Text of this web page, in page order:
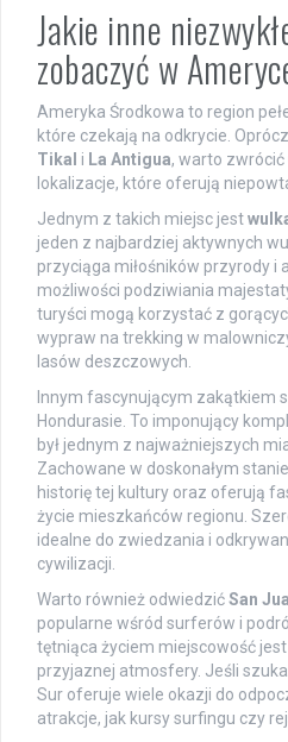
Jakie inne
zobaczyć w
Ameryka Środkowa to region
które czekają na odkrycie.
Tikal i La Antigua, warto zwrócić
lokalizacje, które oferują
Jednym z takich miejsc jest
jeden z najbardziej aktywnych
przyciąga miłośników przyrody i
możliwości podziwiania
turyści mogą korzystać z
wypraw na trekking w
lasów deszczowych.
Innym fascynującym zakątkiem
Hondurasie. To imponujący
był jednym z najważniejszych
Zachowane w doskonałym
historię tej kultury oraz oferują
życie mieszkańców regionu.
idealne do zwiedzania i
cywilizacji.
Warto również odwiedzićSan
popularne wśród surferów i
tętniąca życiem miejscowość
przyjaznej atmosfery. Jeśli
Sur oferuje wiele okazji do
atrakcje, jak kursy surfingu czy